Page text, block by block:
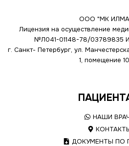
ООО "МК
Лицензия на осуществление
№Л041-01148-78/03789835
г. Санкт- Петербург, ул.
1, помещение
НАШИ
ДОКУМЕНТЫ ПО